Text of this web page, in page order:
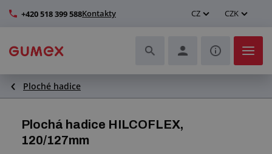
+420 518 399 588Kontakty CZ CZK
Hadice a jejich kompletace
Profily a výroba těsnění
Ploché hadice
Plochá hadice HILCOFLEX,
120/127mm